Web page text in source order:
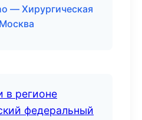
— Хирургическая
в регионе
федеральный